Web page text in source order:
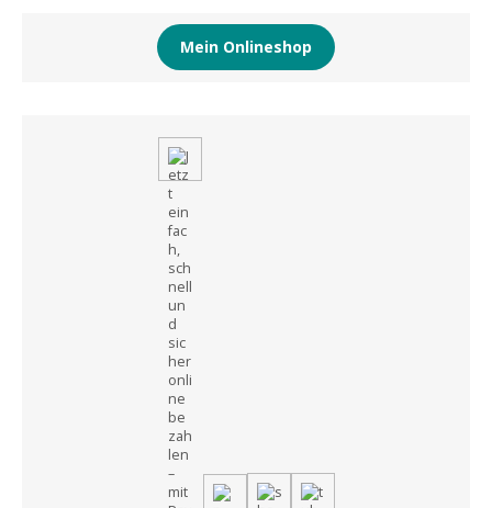
Mein Onlineshop